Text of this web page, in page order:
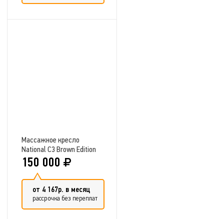
Массажное кресло
National C3 Brown Edition
150 000
от 4 167р. в месяц
рассрочка без переплат